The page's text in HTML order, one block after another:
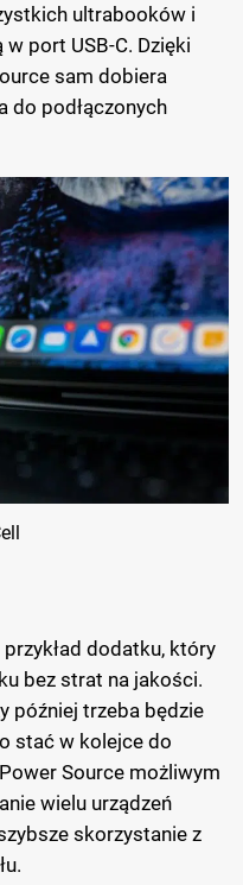
ultrabooków i
port USB-C. Dzięki
sam dobiera
do podłączonych
dodatku, który
bez strat na jakości.
później trzeba będzie
stać w kolejce do
Source możliwym
wielu urządzeń
skorzystanie z